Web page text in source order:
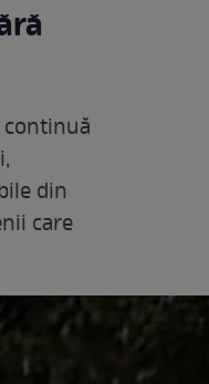
din
care